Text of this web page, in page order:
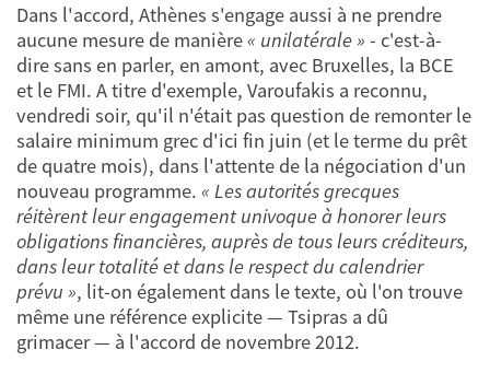
Dans l'accord, Athènes s'engage aussi à ne prendre
aucune mesure de manière« unilatérale » - c'est-à-
dire sans en parler, en amont, avec Bruxelles, la BCE
et le FMI. A titre d'exemple, Varoufakis a reconnu,
vendredi soir, qu'il n'était pas question de remonter le
salaire minimum grec d'ici fin juin (et le terme du prêt
de quatre mois), dans l'attente de la négociation d'un
nouveau programme. « Les autorités grecques
réitèrent leur engagement univoque à honorer leurs
obligations financières, auprès de tous leurs créditeurs,
dans leur totalité et dans le respect du calendrier
prévu », lit-on également dans le texte, où l'on trouve
même une référence explicite — Tsipras a dû
grimacer — à l'accord de novembre 2012.